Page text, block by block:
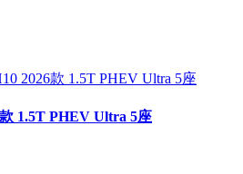
1.5T PHEV Ultra 5座